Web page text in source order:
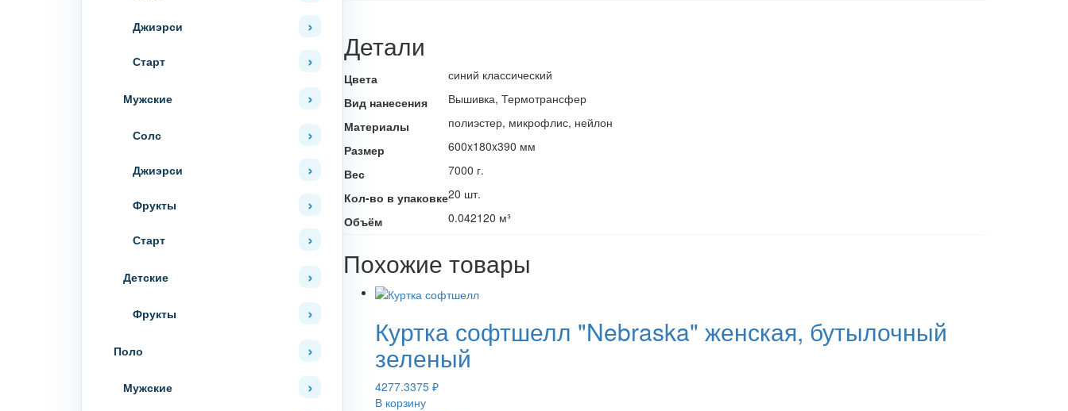
Джиэрси
Старт
Мужские
Солс
Джиэрси
Фрукты
Старт
Детские
Фрукты
Поло
Мужские
Детали
Цвета
синий классический
Вид нанесения
Вышивка, Термотрансфер
Материалы
полиэстер, микрофлис, нейлон
Размер
600x180x390 мм
Вес
7000 г.
Кол-во в упаковке20 шт.
Объём
0.042120 м³
Похожие товары
Куртка софтшелл "Nebraska" женская, бутылочный
зеленый
4277.3375 ₽
В корзину